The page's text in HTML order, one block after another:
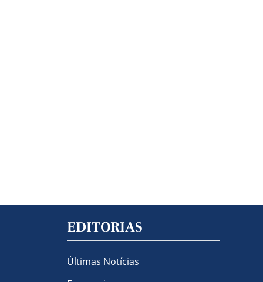
EDITORIAS
Últimas Notícias